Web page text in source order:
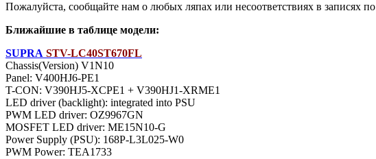
Пожалуйста, сообщайте нам о любых ляпах или несоответствиях в записях
Ближайшие в таблице модели:
SUPRA STV-LC40ST670FL
Chassis(Version) V1N10
Panel: V400HJ6-PE1
T-CON: V390HJ5-XCPE1 + V390HJ1-XRME1
LED driver (backlight): integrated into PSU
PWM LED driver: OZ9967GN
MOSFET LED driver: ME15N10-G
Power Supply (PSU): 168P-L3L025-W0
PWM Power: TEA1733